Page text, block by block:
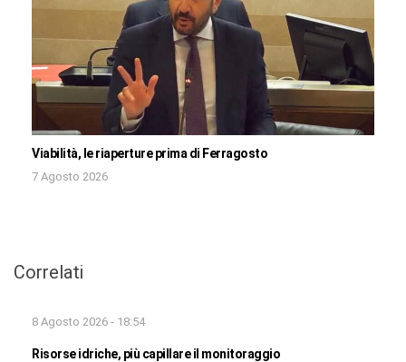
Viabilità, le riaperture prima di Ferragosto
7 Agosto 2026
Correlati
8 Agosto 2026 - 18:54
Risorse idriche, più capillare il monitoraggio